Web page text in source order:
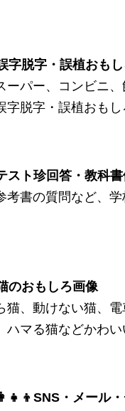
字脱字・誤植おも
ーパー、コンビニ
字脱字・誤植おも
スト珍回答・教科
考書の質問など、
のおもしろ画像
猫、動けない猫、
ハマる猫などかわ
・メール